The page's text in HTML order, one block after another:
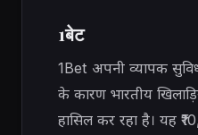
1बेट
1Bet अपनी व्यापक
के कारण भारतीय
हासिल कर रहा है। यह